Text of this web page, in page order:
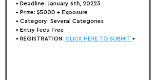
• Deadline: January 6th, 20223
• Prize: $5000 + Exposure
• Category: Several Categories
• Entry Fees: Free
• REGISTRATION: CLICK HERE TO SUBMIT •